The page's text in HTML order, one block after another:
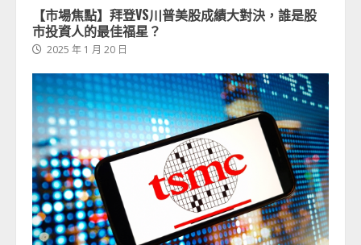
【市場焦點】拜登VS川普美股成績大對決，誰是股
市投資人的最佳福星？
2025 年 1 月 20 日